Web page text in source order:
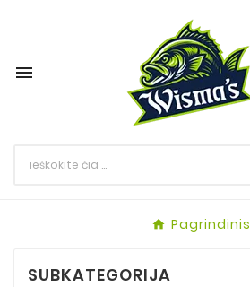

Pagrindinis
SUBKATEGORIJA